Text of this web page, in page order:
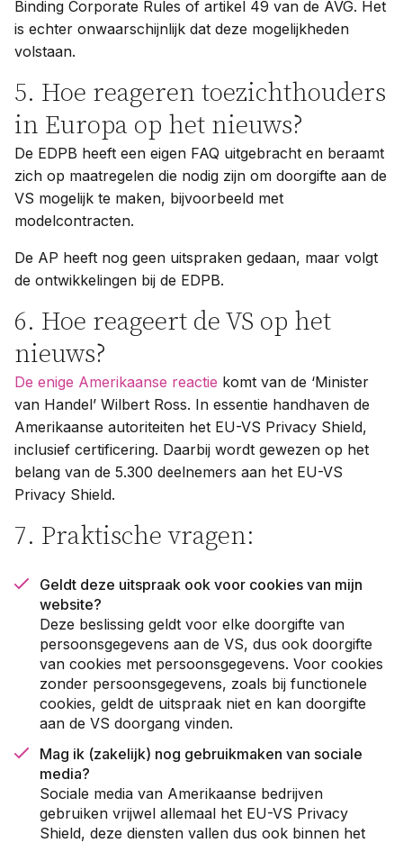
Binding Corporate Rules of artikel 49 van de AVG. Het
is echter onwaarschijnlijk dat deze mogelijkheden
volstaan.
5. Hoe reageren toezichthouders
in Europa op het nieuws?
De EDPB heeft een eigen FAQ uitgebracht en beraamt
zich op maatregelen die nodig zijn om doorgifte aan de
VS mogelijk te maken, bijvoorbeeld met
modelcontracten.
De AP heeft nog geen uitspraken gedaan, maar volgt
de ontwikkelingen bij de EDPB.
6. Hoe reageert de VS op het
nieuws?
De enige Amerikaanse reactie komt van de ‘Minister
van Handel’ Wilbert Ross. In essentie handhaven de
Amerikaanse autoriteiten het EU-VS Privacy Shield,
inclusief certificering. Daarbij wordt gewezen op het
belang van de 5.300 deelnemers aan het EU-VS
Privacy Shield.
7. Praktische vragen:
Geldt deze uitspraak ook voor cookies van mijn
website?
Deze beslissing geldt voor elke doorgifte van
persoonsgegevens aan de VS, dus ook doorgifte
van cookies met persoonsgegevens. Voor cookies
zonder persoonsgegevens, zoals bij functionele
cookies, geldt de uitspraak niet en kan doorgifte
aan de VS doorgang vinden.
Mag ik (zakelijk) nog gebruikmaken van sociale
media?
Sociale media van Amerikaanse bedrijven
gebruiken vrijwel allemaal het EU-VS Privacy
Shield, deze diensten vallen dus ook binnen het